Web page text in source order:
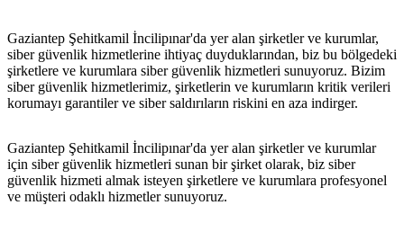
Gaziantep Şehitkamil İncilipınar'da yer alan şirketler ve kurumlar,
siber güvenlik hizmetlerine ihtiyaç duyduklarından, biz bu bölgedeki
şirketlere ve kurumlara siber güvenlik hizmetleri sunuyoruz. Bizim
siber güvenlik hizmetlerimiz, şirketlerin ve kurumların kritik verileri
korumayı garantiler ve siber saldırıların riskini en aza indirger.
Gaziantep Şehitkamil İncilipınar'da yer alan şirketler ve kurumlar
için siber güvenlik hizmetleri sunan bir şirket olarak, biz siber
güvenlik hizmeti almak isteyen şirketlere ve kurumlara profesyonel
ve müşteri odaklı hizmetler sunuyoruz.